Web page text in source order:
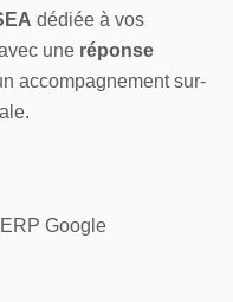
dédiée à vos
une réponse
accompagnement sur-